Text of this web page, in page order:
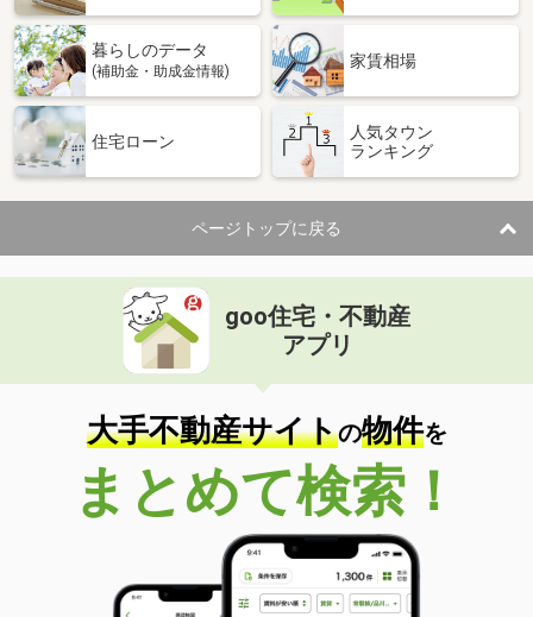
暮らしのデータ
(補助金・助成金情報)
家賃相場
住宅ローン
人気タウン
ランキング
ページトップに戻る
goo住宅・不動産
アプリ
大手不動産サイトの物件を
まとめて検索！